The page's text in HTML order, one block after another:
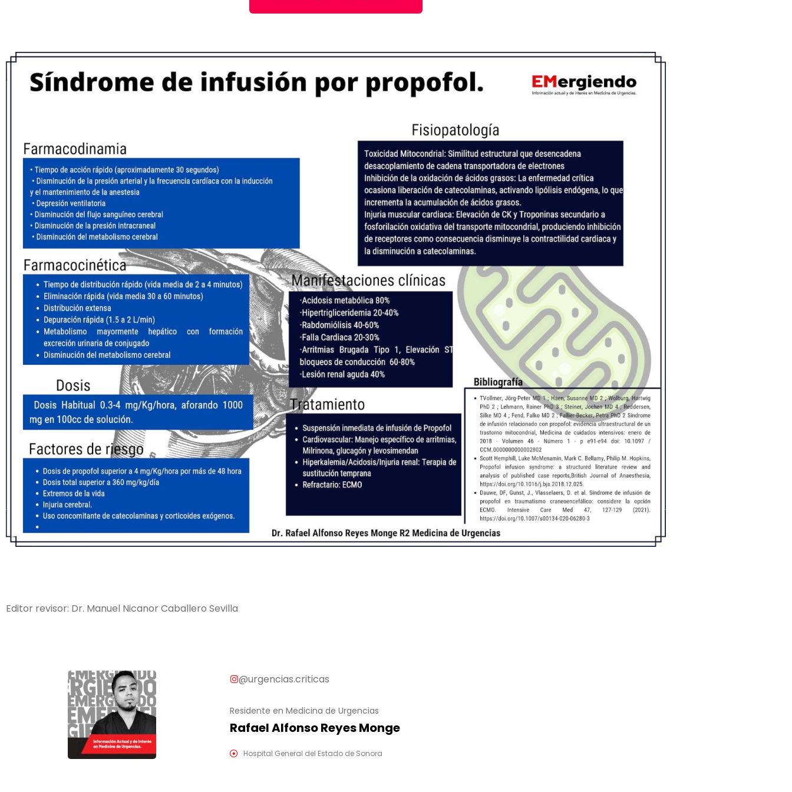
Editor revisor: Dr. Manuel Nicanor Caballero Sevilla
@urgencias.criticas
Residente en Medicina de Urgencias
Rafael Alfonso Reyes Monge
Hospital General del Estado de Sonora